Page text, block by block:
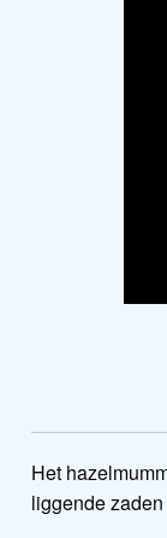
Het
liggende